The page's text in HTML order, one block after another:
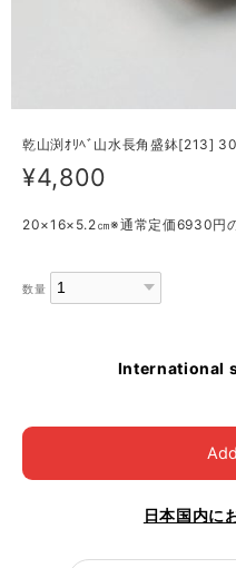
乾山渕ｵﾘﾍﾞ山水長角盛鉢[213]
¥4,800
20×16×5.2㎝※通常定価6930円の
数量
International
日本国内に